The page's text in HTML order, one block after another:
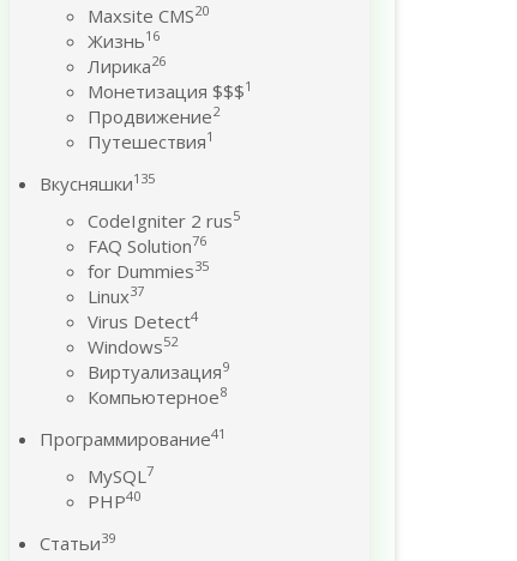
Maxsite CMS20
Жизнь16
Лирика26
Монетизация $$$1
Продвижение2
Путешествия1
Вкусняшки135
CodeIgniter 2 rus5
FAQ Solution76
for Dummies35
Linux37
Virus Detect4
Windows52
Виртуализация9
Компьютерное8
Программирование41
MySQL7
PHP40
Статьи39